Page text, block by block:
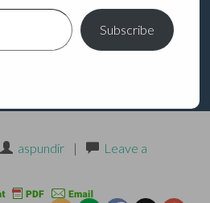
का मन्त्र
aspundir |
Leave a
Subscribe